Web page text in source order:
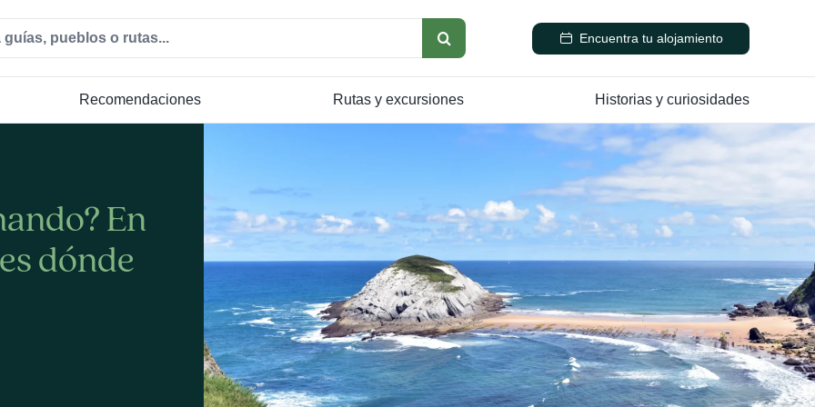
Encuentra tu alojamiento
Recomendaciones Rutas y excursiones Historias y curiosidades
En
dónde